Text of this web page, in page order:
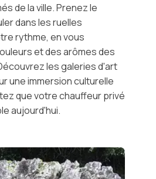
de la ville. Prenez le
dans les ruelles
rythme, en vous
et des arômes des
les galeries d'art
une immersion culturelle
que votre chauffeur privé
aujourd'hui.